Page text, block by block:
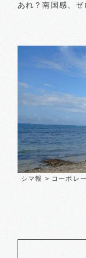
あれ？南国感、ゼ
シマ報 > コーポレ